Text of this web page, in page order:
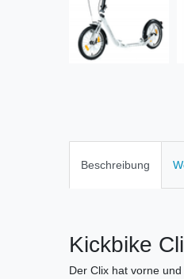
Beschreibung
Kickbike
Der Clix hat vorne